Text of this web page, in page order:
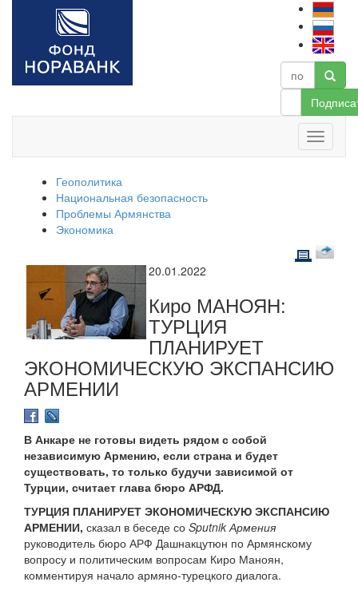
Геополитика
Национальная безопасность
Проблемы Армянства
Экономика
20.01.2022
Киро МАНОЯН:
ТУРЦИЯ
ПЛАНИРУЕТ
ЭКОНОМИЧЕСКУЮ ЭКСПАНСИЮ
АРМЕНИИ
В Анкаре не готовы видеть рядом с собой
независимую Армению, если страна и будет
существовать, то только будучи зависимой от
Турции, считает глава бюро АРФД.
ТУРЦИЯ ПЛАНИРУЕТ ЭКОНОМИЧЕСКУЮ ЭКСПАНСИЮ
АРМЕНИИ, сказал в беседе со Sputnik Армения
руководитель бюро АРФ Дашнакцутюн по Армянскому
вопросу и политическим вопросам Киро Маноян,
комментируя начало армяно-турецкого диалога.